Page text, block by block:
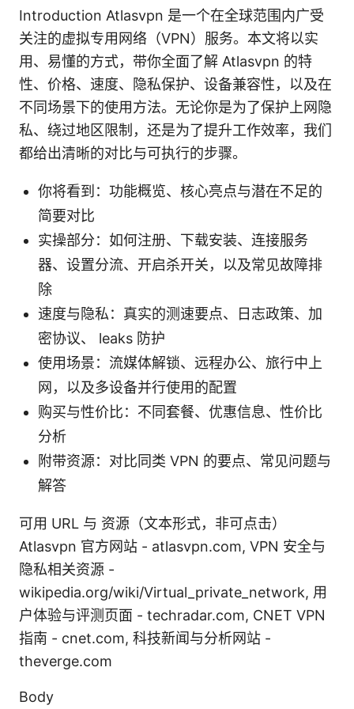
Introduction Atlasvpn 是一个在全球范围内广受
关注的虚拟专用网络（VPN）服务。本文将以实
用、易懂的方式，带你全面了解 Atlasvpn 的特
性、价格、速度、隐私保护、设备兼容性，以及在
不同场景下的使用方法。无论你是为了保护上网隐
私、绕过地区限制，还是为了提升工作效率，我们
都给出清晰的对比与可执行的步骤。
你将看到：功能概览、核心亮点与潜在不足的
简要对比
实操部分：如何注册、下载安装、连接服务
器、设置分流、开启杀开关，以及常见故障排
除
速度与隐私：真实的测速要点、日志政策、加
密协议、 leaks 防护
使用场景：流媒体解锁、远程办公、旅行中上
网，以及多设备并行使用的配置
购买与性价比：不同套餐、优惠信息、性价比
分析
附带资源：对比同类 VPN 的要点、常见问题与
解答
可用 URL 与 资源（文本形式，非可点击）
Atlasvpn 官方网站 - atlasvpn.com, VPN 安全与
隐私相关资源 -
wikipedia.org/wiki/Virtual_private_network, 用
户体验与评测页面 - techradar.com, CNET VPN
指南 - cnet.com, 科技新闻与分析网站 -
theverge.com
Body